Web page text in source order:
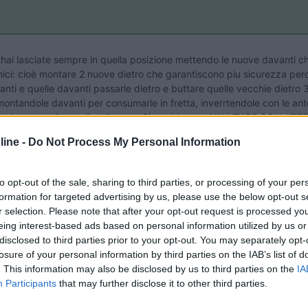
- Do Not Process My Personal Information
opt-out of the sale, sharing to third parties, or processing of your
for targeted advertising by us, please use the below opt-out
selection. Please note that after your opt-out request is processed
interest-based ads based on personal information utilized by us
to third parties prior to your opt-out. You may separately
of your personal information by third parties on the IAB’s list of
This information may also be disclosed by us to third parties on the
Participants that may further disclose it to other third parties.
lasciate sempre in quella posizione mettendo le nuove davanti
cioè montare 2 nuove dietro che garantiscono piu sicurezza
e quelle davanti passarle dietro e buttare quelle vecchie dietro
davanti per consumarle in fretta, inverrtendole con le
il tutto fare il punto 3) ma bisogna VALUTARE CON
in data 19/06/2011 01:23:44 (
hai un garage e sei intorno ai 35q o oltre è un pò diverso da
le gomme usate ormai sono di legno, io non le metterei
da cambio di biancheria...già capitato.